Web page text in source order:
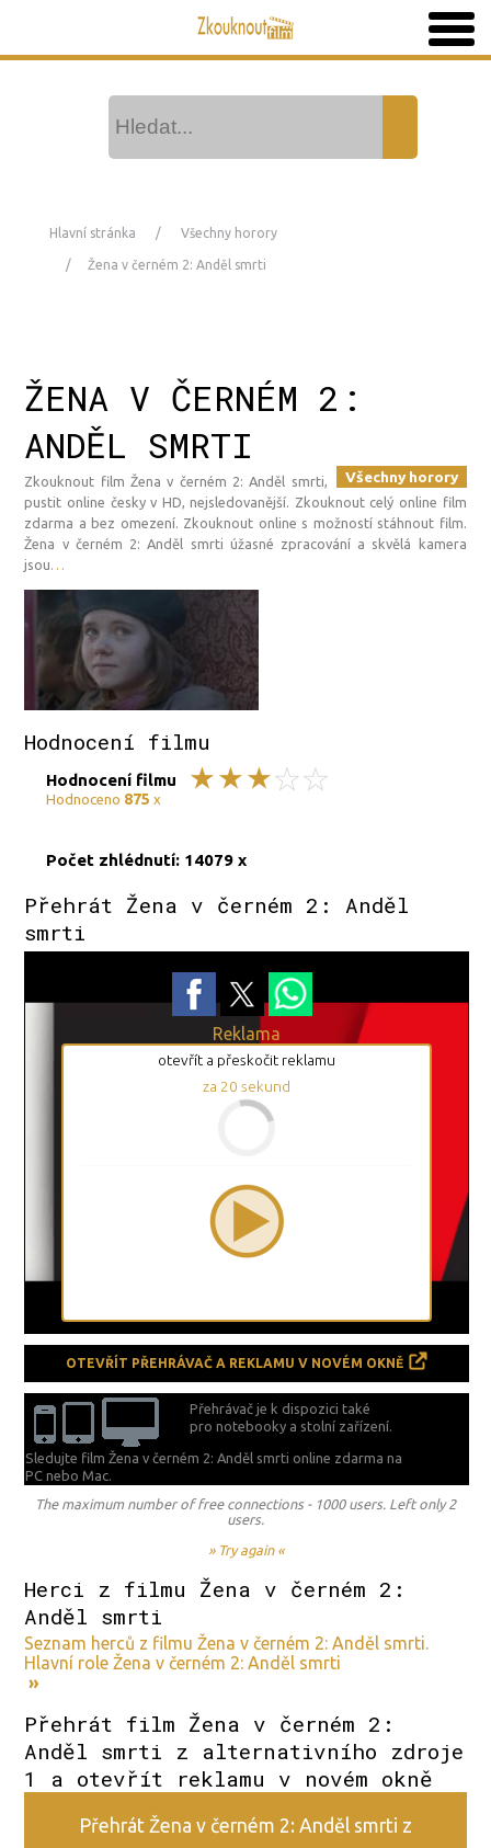
Hlavní stránka Všechny horory
Žena v černém 2: Anděl smrti
ŽENA V ČERNÉM 2:
ANDĚL SMRTI
Všechny horory
Zkouknout film Žena v černém 2: Anděl smrti,
pustit online česky v HD, nejsledovanější. Zkouknout celý online film
zdarma a bez omezení. Zkouknout online s možností stáhnout film.
Žena v černém 2: Anděl smrti úžasné zpracování a skvělá kamera
jsou
Hodnocení filmu
Hodnocení filmu
Hodnoceno 875x
Počet zhlédnutí: 14079 x
Přehrát Žena v černém 2: Anděl
smrti
Reklama
otevřít a přeskočit reklamu
za 19 sekund
OTEVŘÍT PŘEHRÁVAČ A REKLAMU V NOVÉM OKNĚ
Přehrávač je k dispozici také
pro notebooky a stolní zařízení.
Sledujte film Žena v černém 2: Anděl smrti online zdarma na
PC nebo Mac.
The maximum number of free connections - 1000 users. Left only 2
users.
» Try again «
Herci z filmu Žena v černém 2:
Anděl smrti
Seznam herců z filmu Žena v černém 2: Anděl smrti.
Hlavní role Žena v černém 2: Anděl smrti
»
Přehrát film Žena v černém 2:
Anděl smrti z alternativního zdroje
1 a otevřít reklamu v novém okně
Přehrát Žena v černém 2: Anděl smrti z